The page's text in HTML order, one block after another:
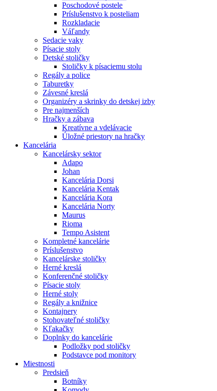
Poschodové postele
Príslušenstvo k posteliam
Rozkladacie
Váľandy
Sedacie vaky
Písacie stoly
Detské stoličky
Stoličky k písaciemu stolu
Regály a police
Taburetky
Závesné kreslá
Organizéry a skrinky do detskej izby
Pre najmenších
Hračky a zábava
Kreatívne a vdelávacie
Úložné priestory na hračky
Kancelária
Kancelársky sektor
Adapo
Johan
Kancelária Dorsi
Kancelária Kentak
Kancelária Kora
Kancelária Norty
Maurus
Rioma
Tempo Asistent
Kompletné kancelárie
Príslušenstvo
Kancelárske stoličky
Herné kreslá
Konferenčné stoličky
Písacie stoly
Herné stoly
Regály a knižnice
Kontajnery
Stohovateľné stoličky
Kľakačky
Doplnky do kancelárie
Podložky pod stoličky
Podstavce pod monitory
Miestnosti
Predsieň
Botníky